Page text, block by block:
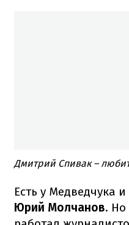
Дмитрий Спивак –
Есть у Медведчука
Юрий Молчанов. Но